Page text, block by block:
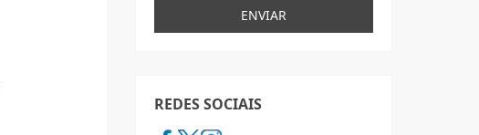
REDES SOCIAIS